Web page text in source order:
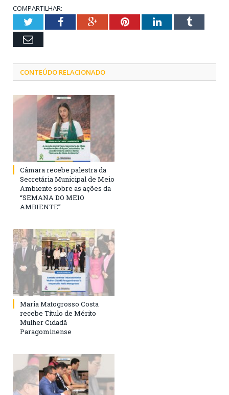
COMPARTILHAR:
TwitterFacebookGoogle+PinterestLinkedInTumblr
Email
CONTEÚDO RELACIONADO
Câmara recebe palestra da
Secretária Municipal de Meio
Ambiente sobre as ações da
“SEMANA DO MEIO
AMBIENTE”
Maria Matogrosso Costa
recebe Título de Mérito
Mulher Cidadã
Paragominense